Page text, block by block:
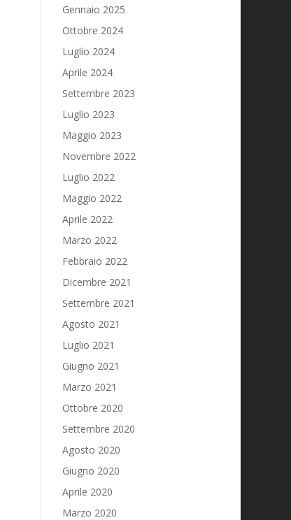
Gennaio 2025
Ottobre 2024
Luglio 2024
Aprile 2024
Settembre 2023
Luglio 2023
Maggio 2023
Novembre 2022
Luglio 2022
Maggio 2022
Aprile 2022
Marzo 2022
Febbraio 2022
Dicembre 2021
Settembre 2021
Agosto 2021
Luglio 2021
Giugno 2021
Marzo 2021
Ottobre 2020
Settembre 2020
Agosto 2020
Giugno 2020
Aprile 2020
Marzo 2020